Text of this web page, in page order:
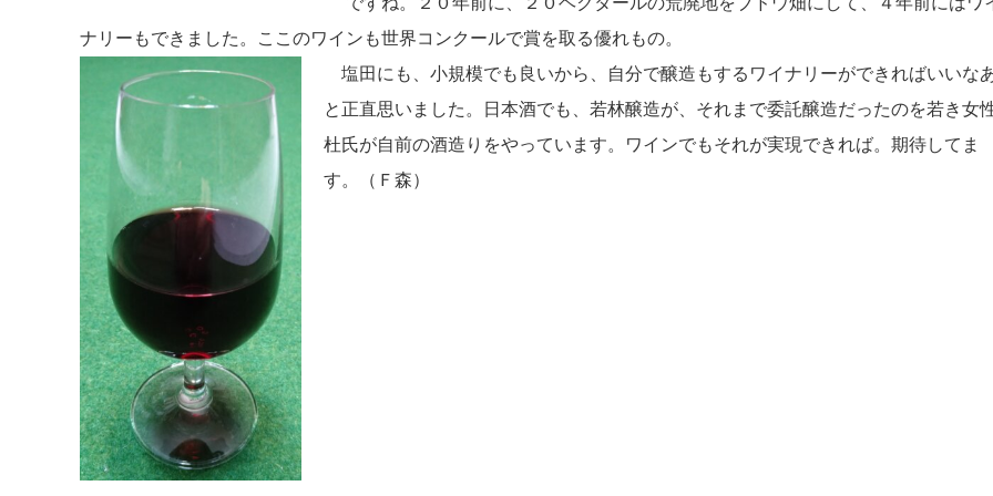
ナリーもできました。ここのワインも世界コンクールで賞を取る優れもの。
塩田にも、小規模でも良いから、自分で醸造もするワイナリーができればいいな
と正直思いました。日本酒でも、若林醸造が、それまで委託醸造だったのを若き女
杜氏が自前の酒造りをやっています。ワインでもそれが実現できれば。期待してま
す。（Ｆ森）